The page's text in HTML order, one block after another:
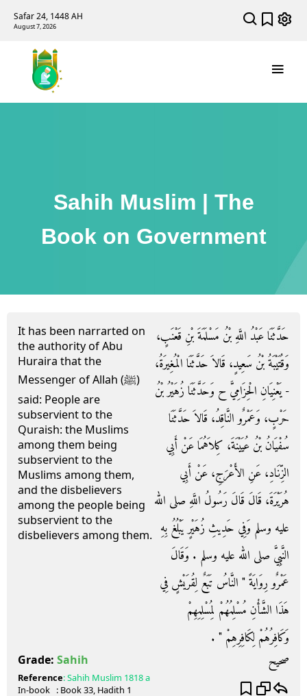
Safar 24, 1448 AH
August 7, 2026
Sahih Muslim | The
Book on Government
It has been narrarted on
the authority of Abu
Huraira that the
Messenger of Allah (ﷺ)
said: People are
subservient to the
Quraish: the Muslims
among them being
subservient to the
Muslims among them,
and the disbelievers
among the people being
subservient to the
disbelievers among them.
حَدَّثَنَا عَبْدُ اللَّهِ بْنُ مَسْلَمَةَ بْنِ قَعْنَبٍ،
وَقُتَيْبَةُ بْنُ سَعِيدٍ، قَالاَ حَدَّثَنَا الْمُغِيرَةُ،
- يَعْنِيَانِ الْحِزَامِيَّ ح وَحَدَّثَنَا زُهَيْرُ بْنُ
حَرْبٍ، وَعَمْرٌو النَّاقِدُ، قَالاَ حَدَّثَنَا
سُفْيَانُ بْنُ عُيَيْنَةَ، كِلاَهُمَا عَنْ أَبِي
الزِّنَادِ، عَنِ الأَعْرَجِ، عَنْ أَبِي
هُرَيْرَةَ، قَالَ قَالَ رَسُولُ اللَّهِ صلى الله
عليه وسلم وَفِي حَدِيثِ زُهَيْرٍ يَبْلُغُ بِهِ
النَّبِيَّ صلى الله عليه وسلم ‏.‏ وَقَالَ
عَمْرٌو رِوَايَةً ‏"‏ النَّاسُ تَبَعٌ لِقُرَيْشٍ فِي
هَذَا الشَّأْنِ مُسْلِمُهُمْ لِمُسْلِمِهِمْ
وَكَافِرُهُمْ لِكَافِرِهِمْ ‏"‏ ‏.‏
Grade: Sahih صحيح
Reference:Sahih Muslim 1818 a
In-book : Book33, Hadith 1